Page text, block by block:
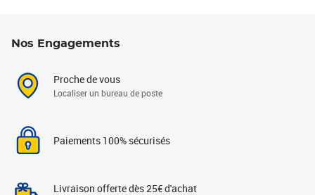
Nos Engagements
Proche de vous
Localiser un bureau de poste
Paiements 100% sécurisés
Livraison offerte dès 25€ d'achat